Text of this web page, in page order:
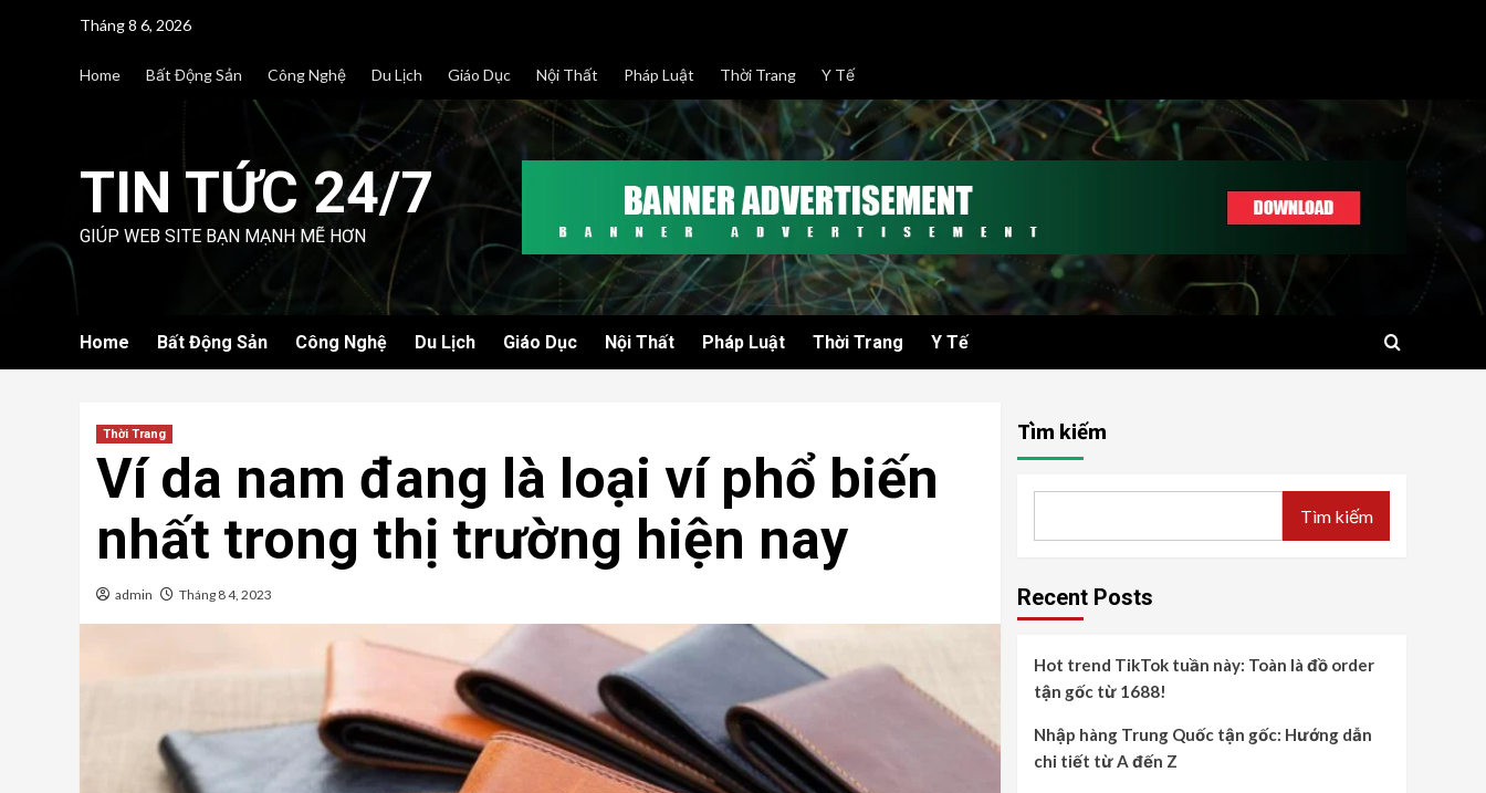
Tháng 8 6, 2026
Home Bất Động Sản Công Nghệ Du Lịch Giáo Dục Nội Thất Pháp Luật Thời Trang Y Tế
TIN TỨC 24/7
GIÚP WEB SITE BẠN MẠNH MẼ HƠN
Home Bất Động Sản Công Nghệ Du Lịch Giáo Dục Nội Thất Pháp Luật Thời Trang Y Tế
Thời Trang
Ví da nam đang là loại ví phổ biến
nhất trong thị trường hiện nay
admin Tháng 8 4, 2023
Tìm kiếm
Tìm kiếm
Recent Posts
Hot trend TikTok tuần này: Toàn là đồ order
tận gốc từ 1688!
Nhập hàng Trung Quốc tận gốc: Hướng dẫn
chi tiết từ A đến Z